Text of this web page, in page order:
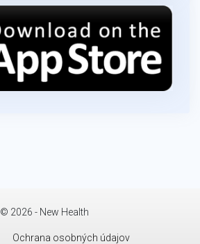
© 2026 - New Health
Ochrana osobných údajov